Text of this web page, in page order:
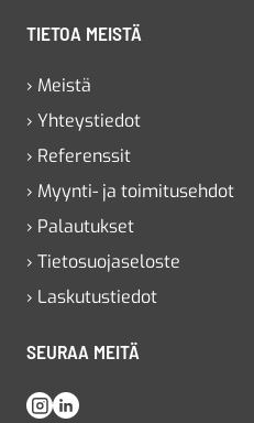
TIETOA MEISTÄ
› Meistä
› Yhteystiedot
› Referenssit
› Myynti- ja toimitusehdot
› Palautukset
› Tietosuojaseloste
› Laskutustiedot
SEURAA MEITÄ
Instagram
LinkedIn